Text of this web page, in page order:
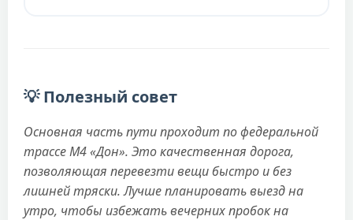
💡 Полезный совет
Основная часть пути проходит по федеральной
трассе М4 «Дон». Это качественная дорога,
позволяющая перевезти вещи быстро и без
лишней тряски. Лучше планировать выезд на
утро, чтобы избежать вечерних пробок на